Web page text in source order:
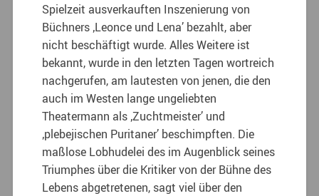
Spielzeit ausverkauften Inszenierung von
Büchners ‚Leonce und Lena’ bezahlt, aber
nicht beschäftigt wurde. Alles Weitere ist
bekannt, wurde in den letzten Tagen wortreich
nachgerufen, am lautesten von jenen, die den
auch im Westen lange ungeliebten
Theatermann als ‚Zuchtmeister’ und
‚plebejischen Puritaner’ beschimpften. Die
maßlose Lobhudelei des im Augenblick seines
Triumphes über die Kritiker von der Bühne des
Lebens abgetretenen, sagt viel über den